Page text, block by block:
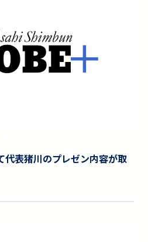
代表猪川のプレゼン内容が取